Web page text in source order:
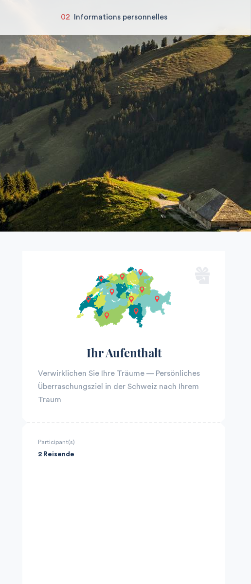
02 Informations personnelles
Ihr Aufenthalt
Verwirklichen Sie Ihre Träume — Persönliches
Überraschungsziel in der Schweiz nach Ihrem
Traum
Participant(s)
2 Reisende